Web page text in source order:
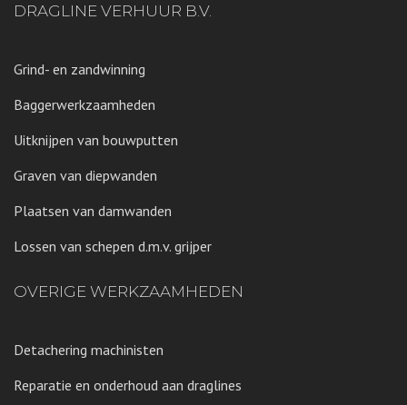
DRAGLINE VERHUUR B.V.
Grind- en zandwinning
Baggerwerkzaamheden
Uitknijpen van bouwputten
Graven van diepwanden
Plaatsen van damwanden
Lossen van schepen d.m.v. grijper
OVERIGE WERKZAAMHEDEN
Detachering machinisten
Reparatie en onderhoud aan draglines